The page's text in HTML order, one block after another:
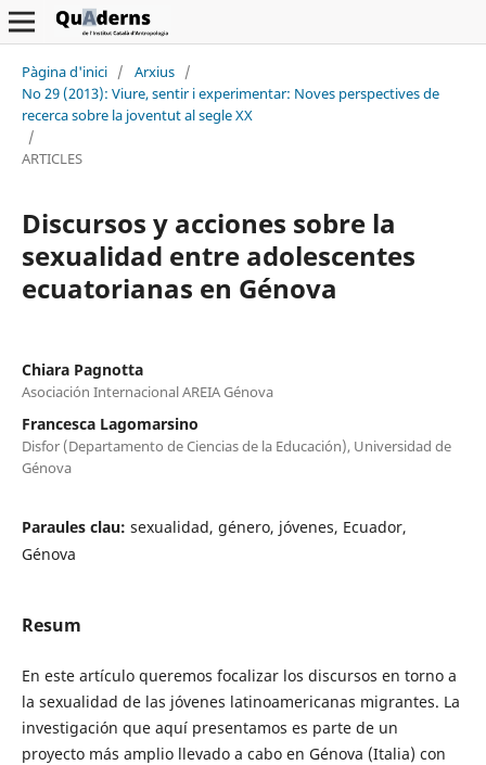
Pàgina d'inici / Arxius /
No 29 (2013): Viure, sentir i experimentar: Noves perspectives de
recerca sobre la joventut al segle XX
/
ARTICLES
Discursos y acciones sobre la
sexualidad entre adolescentes
ecuatorianas en Génova
Chiara Pagnotta
Asociación Internacional AREIA Génova
Francesca Lagomarsino
Disfor (Departamento de Ciencias de la Educación), Universidad de
Génova
Paraules clau: sexualidad, género, jóvenes, Ecuador,
Génova
Resum
En este artículo queremos focalizar los discursos en torno a
la sexualidad de las jóvenes latinoamericanas migrantes. La
investigación que aquí presentamos es parte de un
proyecto más amplio llevado a cabo en Génova (Italia) con